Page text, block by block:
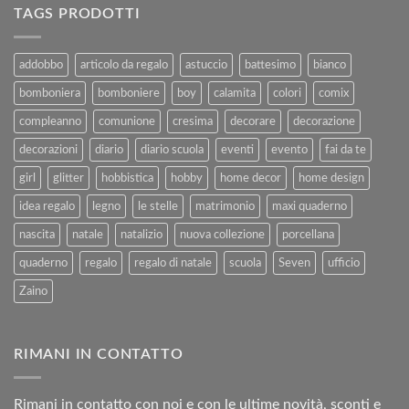
Rimborso
2025
TAGS PRODOTTI
addobbo articolo da regalo astuccio battesimo bianco
bomboniera bomboniere boy calamita colori comix
compleanno comunione cresima decorare decorazione
decorazioni diario diario scuola eventi evento fai da te
girl glitter hobbistica hobby home decor home design
idea regalo legno le stelle matrimonio maxi quaderno
nascita natale natalizio nuova collezione porcellana
quaderno regalo regalo di natale scuola Seven ufficio
Zaino
RIMANI IN CONTATTO
Rimani in contatto con noi e con le ultime novità, sconti e